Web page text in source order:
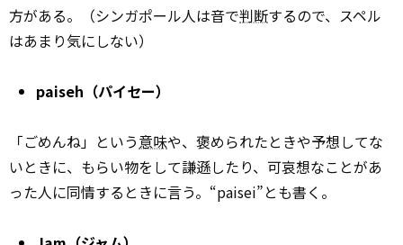
方がある。（シンガポール人は音で判断するので、スペル
はあまり気にしない）
paiseh（パイセー）
「ごめんね」という意味や、褒められたときや予想してな
いときに、もらい物をして謙遜したり、可哀想なことがあ
った人に同情するときに言う。“paisei”とも書く。